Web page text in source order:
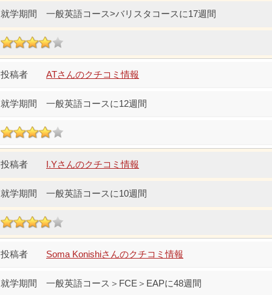
一般英語コース>バリスタコースに17週間
ATさんのクチコミ情報
一般英語コースに12週間
I.Yさんのクチコミ情報
一般英語コースに10週間
Soma Konishiさんのクチコミ情報
一般英語コース＞FCE＞EAPに48週間